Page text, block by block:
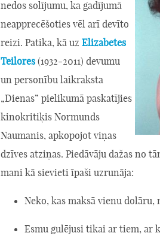
nedos solījumu, ka gadījumā
neapprecēšoties vēl arī devīto
reizi. Patika, kā uz Elizabetes
Teilores (1932-2011) devumu
un personību laikraksta
„Dienas” pielikumā paskatījies
kinokritiķis Normunds
Naumanis, apkopojot viņas
dzīves atziņas. Piedāvāju dažas no
mani kā sievieti īpaši uzrunāja:
Neko, kas maksā vienu dolāru,
Esmu gulējusi tikai ar tiem, ar